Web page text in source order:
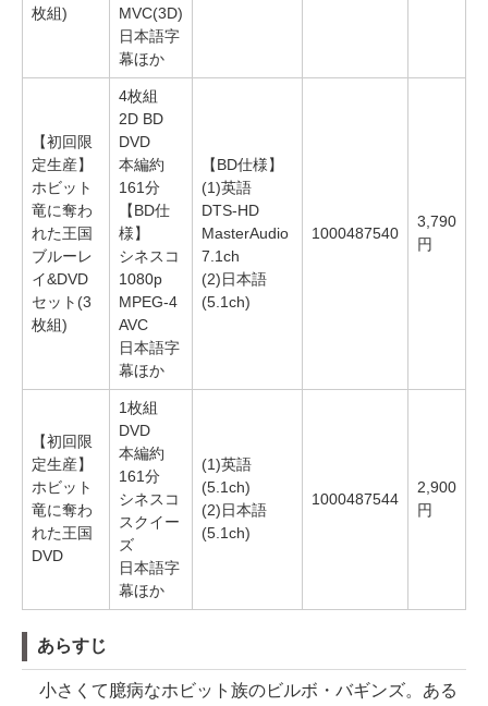
枚組)
MVC(3D)
日本語字
幕ほか
【初回限
定生産】
ホビット
竜に奪わ
れた王国
ブルーレ
イ&DVD
セット(3
枚組)
4枚組
2D BD
DVD
本編約
161分
【BD仕
様】
シネスコ
1080p
MPEG-4
AVC
日本語字
幕ほか
【BD仕様】
(1)英語
DTS-HD
MasterAudio
7.1ch
(2)日本語
(5.1ch)
1000487540
3,790
円
【初回限
定生産】
ホビット
竜に奪わ
れた王国
DVD
1枚組
DVD
本編約
161分
シネスコ
スクイー
ズ
日本語字
幕ほか
(1)英語
(5.1ch)
(2)日本語
(5.1ch)
1000487544
2,900
円
あらすじ
小さくて臆病なホビット族のビルボ・バギンズ。ある